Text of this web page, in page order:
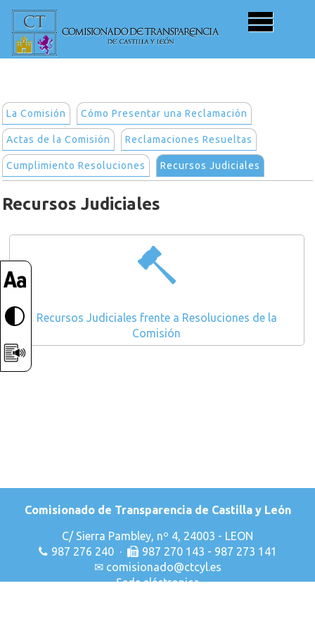
La Comisión Cómo Presentar una Reclamación
Actas de la Comisión Reclamaciones Resueltas
Cumplimiento Resoluciones Recursos Judiciales
Recursos Judiciales
Recursos Judiciales frente a Resoluciones de la
Comisión
Comisionado de Transparencia de Castilla y León
C/ Sierra Pambley, nº 4, 24003 - LEON
987 276 240 ·
987 270 143 - 987 273 141
✉ comisionado@ctcyl.es
Sede eléctronica